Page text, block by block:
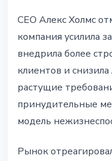
CEO Алекс Холмс
компания усилила
внедрила более
клиентов и
растущие
принудительные
модель
Рынок